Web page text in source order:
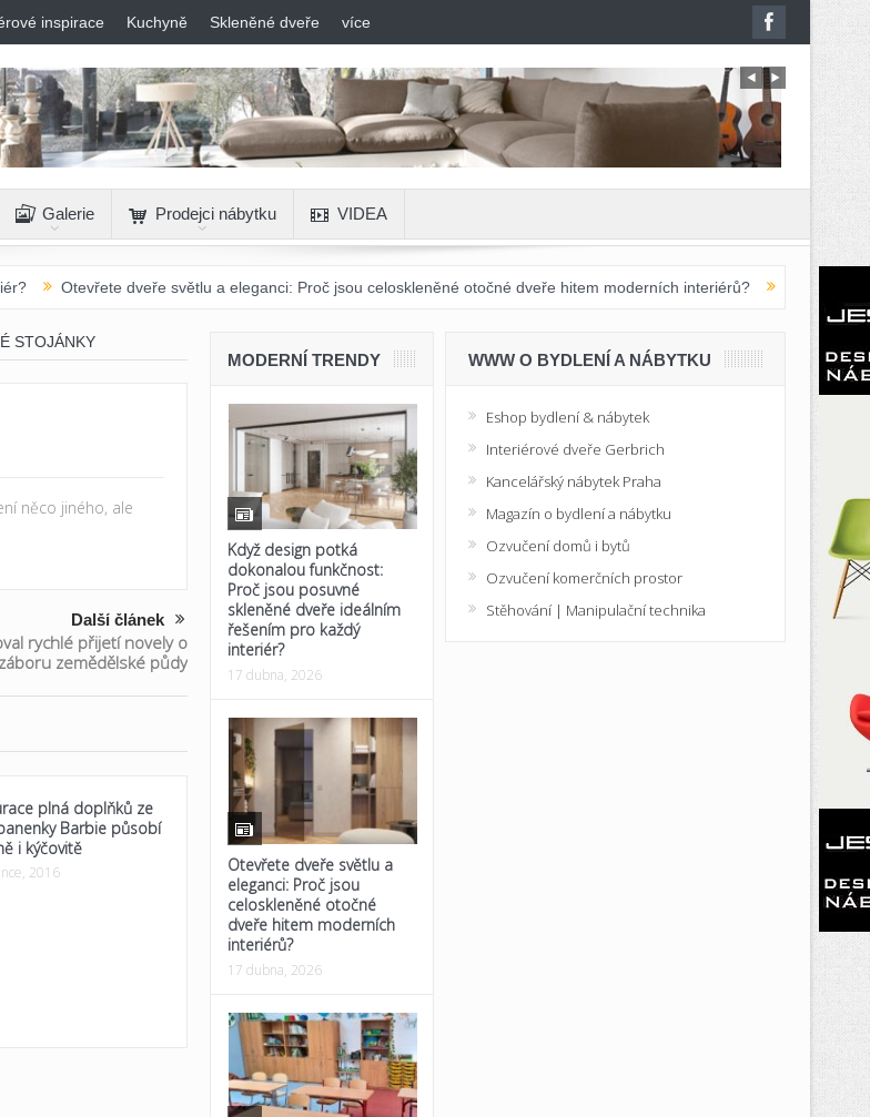
inspirace Kuchyně Skleněné dveře více
Galerie Prodejci nábytku VIDEA
dveře světlu a eleganci: Proč jsou celoskleněné otočné dveře hitem moderních interiérů? Moderní školní nábytek do
STOJÁNKY
něco jiného, ale
Další článek
rychlé přijetí novely o
záboru zemědělské půdy
plná doplňků ze
Barbie působí
i kýčovitě
2016
MODERNÍ TRENDY
Když design potká
dokonalou funkčnost:
Proč jsou posuvné
skleněné dveře ideálním
řešením pro každý
interiér?
17 dubna, 2026
Otevřete dveře světlu a
eleganci: Proč jsou
celoskleněné otočné
dveře hitem moderních
interiérů?
17 dubna, 2026
WWW O BYDLENÍ A NÁBYTKU
Eshop bydlení & nábytek
Interiérové dveře Gerbrich
Kancelářský nábytek Praha
Magazín o bydlení a nábytku
Ozvučení domů i bytů
Ozvučení komerčních prostor
Stěhování | Manipulační technika